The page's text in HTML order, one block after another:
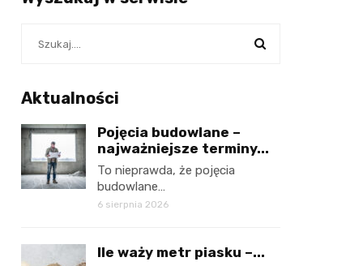
Aktualności
Pojęcia budowlane –
najważniejsze terminy...
To nieprawda, że pojęcia
budowlane…
6 sierpnia 2026
Ile waży metr piasku –...